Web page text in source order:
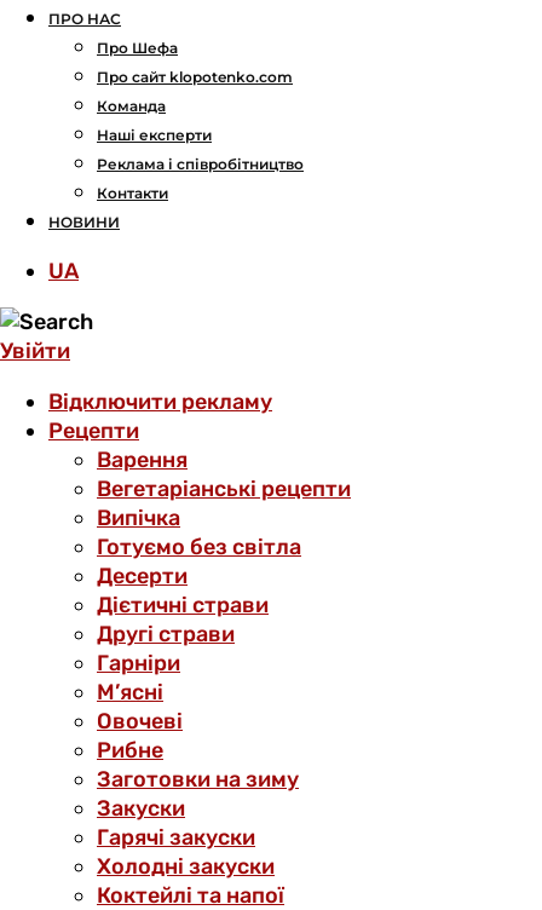
ПРО НАС
Про Шефа
Про сайт klopotenko.com
Команда
Наші експерти
Реклама і співробітництво
Контакти
НОВИНИ
UA
Увійти
Відключити рекламу
Рецепти
Варення
Вегетаріанські рецепти
Випічка
Готуємо без світла
Десерти
Дієтичні страви
Другі страви
Гарніри
М’ясні
Овочеві
Рибне
Заготовки на зиму
Закуски
Гарячі закуски
Холодні закуски
Коктейлі та напої